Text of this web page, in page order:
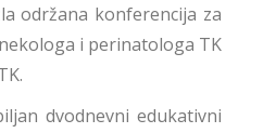
održana konferencija za
i perinatologa TK
dvodnevni edukativni